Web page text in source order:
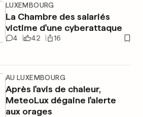
LUXEMBOURG
La Chambre des salariés
victime d'une cyberattaque
4 42 16
AU LUXEMBOURG
Après l'avis de chaleur,
MeteoLux dégaine l'alerte
aux orages